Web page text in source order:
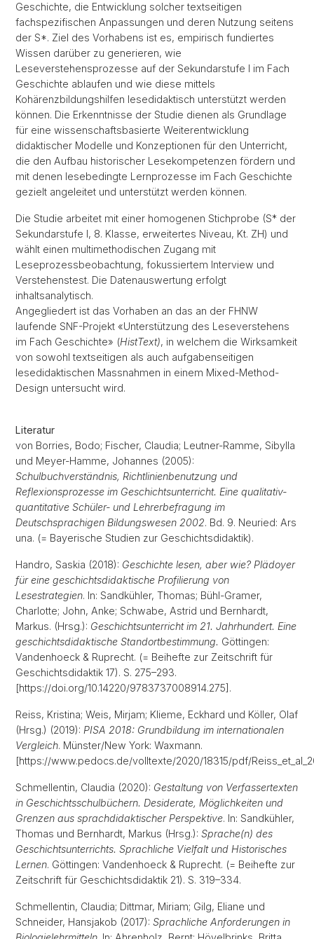
Geschichte, die Entwicklung solcher textseitigen
fachspezifischen Anpassungen und deren Nutzung seitens
der S*. Ziel des Vorhabens ist es, empirisch fundiertes
Wissen darüber zu generieren, wie
Leseverstehensprozesse auf der Sekundarstufe I im Fach
Geschichte ablaufen und wie diese mittels
Kohärenzbildungshilfen lesedidaktisch unterstützt werden
können. Die Erkenntnisse der Studie dienen als Grundlage
für eine wissenschaftsbasierte Weiterentwicklung
didaktischer Modelle und Konzeptionen für den Unterricht,
die den Aufbau historischer Lesekompetenzen fördern und
mit denen lesebedingte Lernprozesse im Fach Geschichte
gezielt angeleitet und unterstützt werden können.
Die Studie arbeitet mit einer homogenen Stichprobe (S* der
Sekundarstufe I, 8. Klasse, erweitertes Niveau, Kt. ZH) und
wählt einen multimethodischen Zugang mit
Leseprozessbeobachtung, fokussiertem Interview und
Verstehenstest. Die Datenauswertung erfolgt
inhaltsanalytisch.
Angegliedert ist das Vorhaben an das an der FHNW
laufende SNF-Projekt «Unterstützung des Leseverstehens
im Fach Geschichte» (HistText), in welchem die Wirksamkeit
von sowohl textseitigen als auch aufgabenseitigen
lesedidaktischen Massnahmen in einem Mixed-Method-
Design untersucht wird.
Literatur
von Borries, Bodo; Fischer, Claudia; Leutner-Ramme, Sibylla
und Meyer-Hamme, Johannes (2005):
Schulbuchverständnis, Richtlinienbenutzung und
Reflexionsprozesse im Geschichtsunterricht. Eine qualitativ-
quantitative Schüler- und Lehrerbefragung im
Deutschsprachigen Bildungswesen 2002. Bd. 9. Neuried: Ars
una. (= Bayerische Studien zur Geschichtsdidaktik).
Handro, Saskia (2018): Geschichte lesen, aber wie? Plädoyer
für eine geschichtsdidaktische Profilierung von
Lesestrategien. In: Sandkühler, Thomas; Bühl-Gramer,
Charlotte; John, Anke; Schwabe, Astrid und Bernhardt,
Markus. (Hrsg.): Geschichtsunterricht im 21. Jahrhundert. Eine
geschichtsdidaktische Standortbestimmung. Göttingen:
Vandenhoeck & Ruprecht. (= Beihefte zur Zeitschrift für
Geschichtsdidaktik 17). S. 275–293.
[https://doi.org/10.14220/9783737008914.275].
Reiss, Kristina; Weis, Mirjam; Klieme, Eckhard und Köller, Olaf
(Hrsg.) (2019): PISA 2018: Grundbildung im internationalen
Vergleich. Münster/New York: Waxmann.
[https://www.pedocs.de/volltexte/2020/18315/pdf/
Schmellentin, Claudia (2020): Gestaltung von Verfassertexten
in Geschichtsschulbüchern. Desiderate, Möglichkeiten und
Grenzen aus sprachdidaktischer Perspektive. In: Sandkühler,
Thomas und Bernhardt, Markus (Hrsg.): Sprache(n) des
Geschichtsunterrichts. Sprachliche Vielfalt und Historisches
Lernen. Göttingen: Vandenhoeck & Ruprecht. (= Beihefte zur
Zeitschrift für Geschichtsdidaktik 21). S. 319–334.
Schmellentin, Claudia; Dittmar, Miriam; Gilg, Eliane und
Schneider, Hansjakob (2017): Sprachliche Anforderungen in